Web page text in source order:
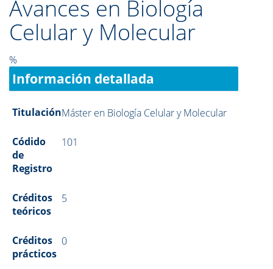
Avances en Biología
Celular y Molecular
%
Información detallada
TitulaciónMáster en Biología Celular y Molecular
Códido
de
Registro
101
Créditos
teóricos
5
Créditos
prácticos
0